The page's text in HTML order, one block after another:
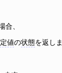
合、
値の状態を返しま